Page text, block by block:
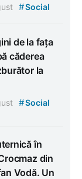
#Social
de la fața
căderea
la
#Social
în
din
Vodă. Un